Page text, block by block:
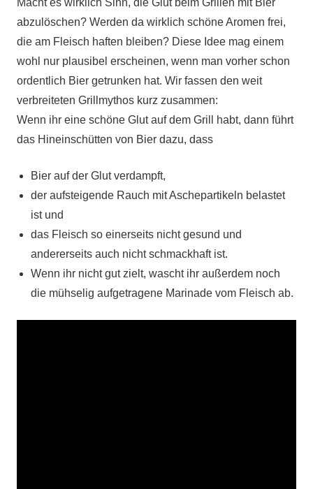
Macht es wirklich Sinn, die Glut beim Grillen mit Bier
abzulöschen? Werden da wirklich schöne Aromen frei,
die am Fleisch haften bleiben? Diese Idee mag einem
wohl nur plausibel erscheinen, wenn man vorher schon
ordentlich Bier getrunken hat. Wir fassen den weit
verbreiteten Grillmythos kurz zusammen:
Wenn ihr eine schöne Glut auf dem Grill habt, dann führt
das Hineinschütten von Bier dazu, dass
Bier auf der Glut verdampft,
der aufsteigende Rauch mit Aschepartikeln belastet
ist und
das Fleisch so einerseits nicht gesund und
andererseits auch nicht schmackhaft ist.
Wenn ihr nicht gut zielt, wascht ihr außerdem noch
die mühselig aufgetragene Marinade vom Fleisch ab.